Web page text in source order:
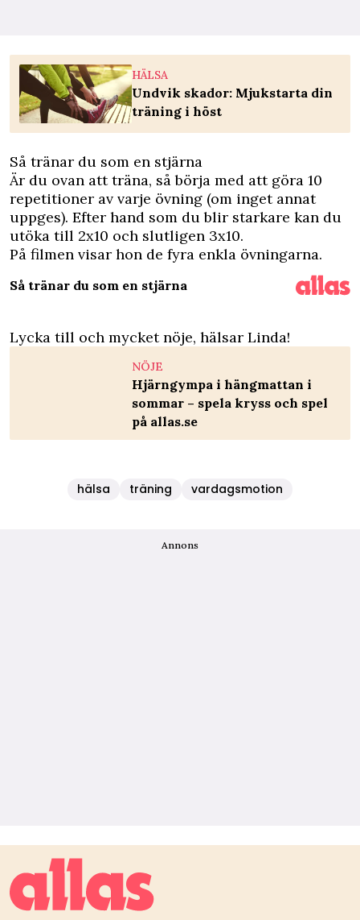
HÄLSA
Undvik skador: Mjukstarta din
träning i höst
Så tränar du som en stjärna
Är du ovan att träna, så börja med att göra 10
repetitioner av varje övning (om inget annat
uppges). Efter hand som du blir starkare kan du
utöka till 2x10 och slutligen 3x10.
På filmen visar hon de fyra enkla övningarna.
Så tränar du som en stjärna
Lycka till och mycket nöje, hälsar Linda!
NÖJE
Hjärngympa i hängmattan i
sommar – spela kryss och spel
på allas.se
hälsa träning vardagsmotion
Annons